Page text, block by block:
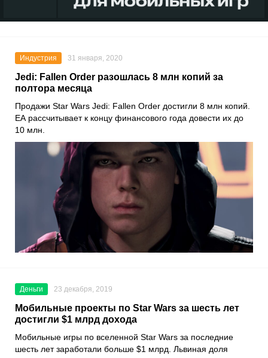
Индустрия 31 января, 2020
Jedi: Fallen Order разошлась 8 млн копий за
полтора месяца
Продажи Star Wars Jedi: Fallen Order достигли 8 млн копий.
EA рассчитывает к концу финансового года довести их до
10 млн.
Деньги 23 декабря, 2019
Мобильные проекты по Star Wars за шесть лет
достигли $1 млрд дохода
Мобильные игры по вселенной Star Wars за последние
шесть лет заработали больше $1 млрд. Львиная доля